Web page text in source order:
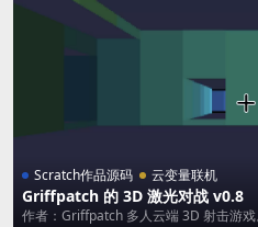
Scratch作品源码 云变量联机
Griffpatch 的 3D 激光对战 v0.8
作者：Griffpatch 多人云端 3D 射击游